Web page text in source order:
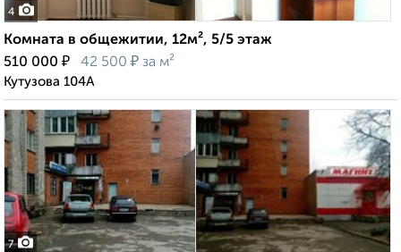
4
Комната в общежитии, 12м², 5/5 этаж
510 000 ₽ 42 500 ₽ за м²
Кутузова 104А
7